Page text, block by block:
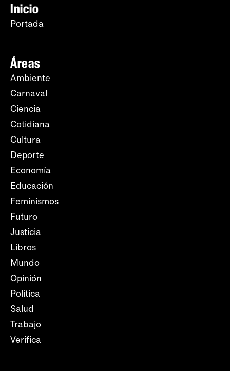
Inicio
Portada
Áreas
Ambiente
Carnaval
Ciencia
Cotidiana
Cultura
Deporte
Economía
Educación
Feminismos
Futuro
Justicia
Libros
Mundo
Opinión
Política
Salud
Trabajo
Verifica